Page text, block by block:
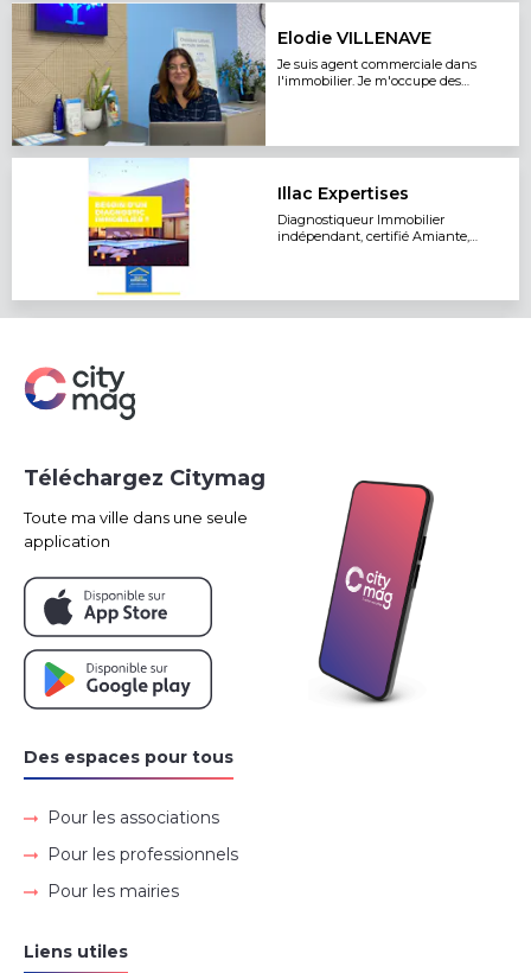
Elodie VILLENAVE
Je suis agent commerciale dans
l'immobilier. Je m'occupe des
Illac Expertises
Diagnostiqueur Immobilier
indépendant, certifié Amiante,
Des espaces pour tous
Pour les associations
Pour les professionnels
Pour les mairies
Liens utiles
Téléchargez Citymag
Toute ma ville dans une seule
application